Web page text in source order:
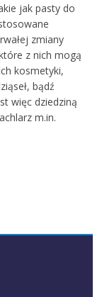
jak pasty do
zmiany
z nich mogą
kosmetyki,
bądź
więc dziedziną
m.in.